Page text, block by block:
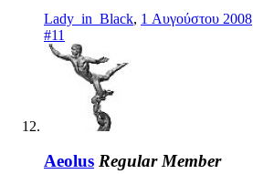
Lady_in_Black, 1 Αυγούστου 2008
#11
Aeolus Regular Member